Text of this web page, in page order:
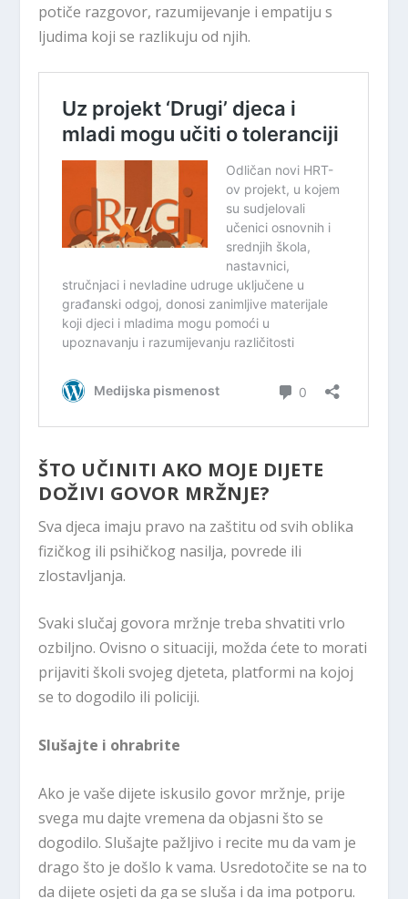
potiče razgovor, razumijevanje i empatiju s
ljudima koji se razlikuju od njih.
ŠTO UČINITI AKO MOJE DIJETE
DOŽIVI GOVOR MRŽNJE?
Sva djeca imaju pravo na zaštitu od svih oblika
fizičkog ili psihičkog nasilja, povrede ili
zlostavljanja.
Svaki slučaj govora mržnje treba shvatiti vrlo
ozbiljno. Ovisno o situaciji, možda ćete to morati
prijaviti školi svojeg djeteta, platformi na kojoj
se to dogodilo ili policiji.
Slušajte i ohrabrite
Ako je vaše dijete iskusilo govor mržnje, prije
svega mu dajte vremena da objasni što se
dogodilo. Slušajte pažljivo i recite mu da vam je
drago što je došlo k vama. Usredotočite se na to
da dijete osjeti da ga se sluša i da ima potporu.